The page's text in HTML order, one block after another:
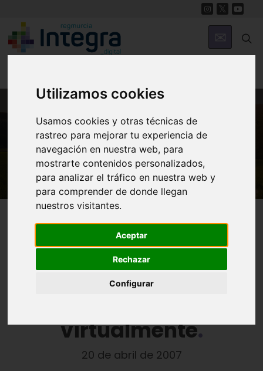
Utilizamos cookies
Usamos cookies y otras técnicas de
rastreo para mejorar tu experiencia de
navegación en nuestra web, para
mostrarte contenidos personalizados,
para analizar el tráfico en nuestra web y
para comprender de donde llegan
nuestros visitantes.
Aceptar
Rechazar
Configurar
MUNICIPIOS
Cehegín
Cehegín
La mítica Begastri,
virtualmente
20 de abril de 2007